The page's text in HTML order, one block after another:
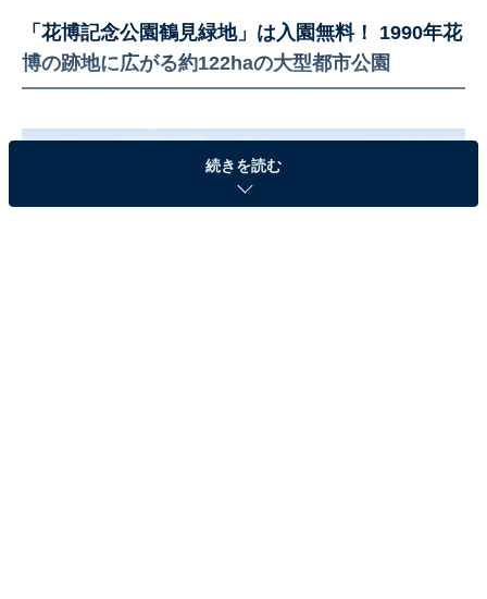
「花博記念公園鶴見緑地」は入園無料！ 1990年花
博の跡地に広がる約122haの大型都市公園
続きを読む